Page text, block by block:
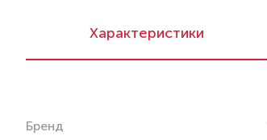
Характеристики
Бренд